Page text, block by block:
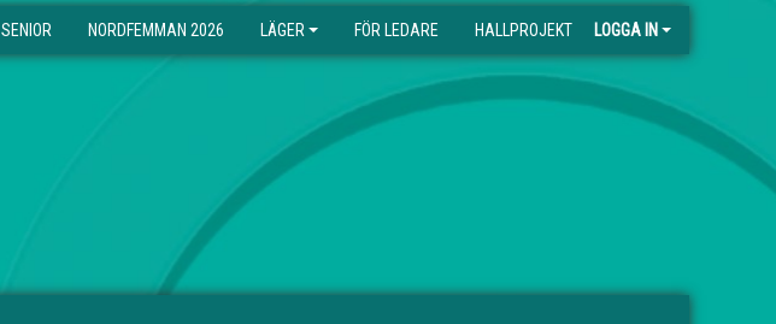
SENIOR NORDFEMMAN 2026 LÄGER FÖR LEDARE HALLPROJEKT LOGGA IN